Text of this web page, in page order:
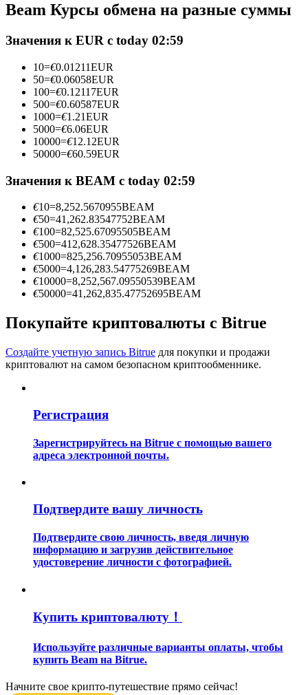
Станьте копи-трейдером
за копи-трейдинг
Информация
и т. д.
Руководство для начинающих по фьючерсам
Торговые стратегии
Beam Курсы обмена на разные суммы
Значения к EUR с today 02:59
10=€0.01211EUR
50=€0.06058EUR
100=€0.12117EUR
500=€0.60587EUR
1000=€1.21EUR
5000=€6.06EUR
10000=€12.12EUR
50000=€60.59EUR
Значения к BEAM с today 02:59
€10=8,252.5670955BEAM
€50=41,262.83547752BEAM
€100=82,525.67095505BEAM
€500=412,628.35477526BEAM
€1000=825,256.70955053BEAM
€5000=4,126,283.54775269BEAM
€10000=8,252,567.09550539BEAM
€50000=41,262,835.47752695BEAM
Покупайте криптовалюты с Bitrue
Создайте учетную запись Bitrue для покупки и продажи
криптовалют на самом безопасном криптообменнике.
Регистрация
Зарегистрируйтесь на Bitrue с помощью вашего
адреса электронной почты.
Подтвердите вашу личность
Подтвердите свою личность, введя личную
информацию и загрузив действительное
удостоверение личности с фотографией.
Купить криптовалюту！
Используйте различные варианты оплаты, чтобы
купить Beam на Bitrue.
Начните свое крипто-путешествие прямо сейчас!